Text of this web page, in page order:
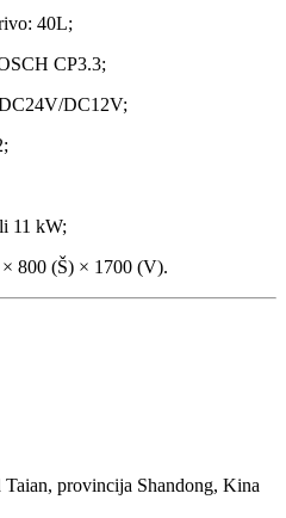
40L;
CP3.3;
DC12V;
11 kW;
800 (Š) × 1700 (V).
provincija Shandong, Kina